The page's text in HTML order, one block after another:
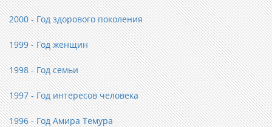
2000 - Год здорового поколения
1999 - Год женщин
1998 - Год семьи
1997 - Год интересов человека
1996 - Год Амира Темура